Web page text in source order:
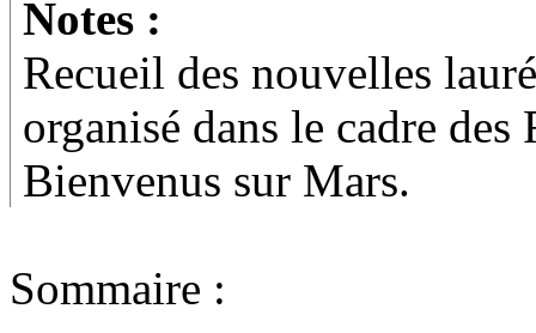
Notes :
Recueil des nouvelles
organisé dans le cadre
Bienvenus sur Mars.
Sommaire :